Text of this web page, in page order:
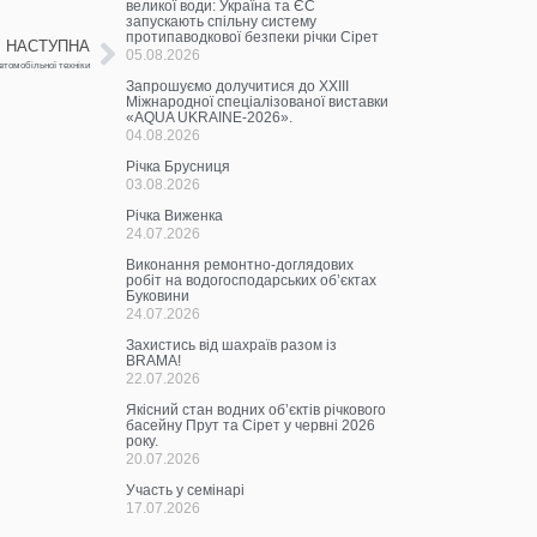
НАСТУПНА
техніки
великої води: Україна та ЄС
запускають спільну систему
протипаводкової безпеки річки Сірет
05.08.2026
Запрошуємо долучитися до ХХІІІ
Міжнародної спеціалізованої виставки
«AQUA UKRAINE-2026».
04.08.2026
Річка Брусниця
03.08.2026
Річка Виженка
24.07.2026
Виконання ремонтно-доглядових
робіт на водогосподарських об’єктах
Буковини
24.07.2026
Захистись від шахраїв разом із
BRAMA!
22.07.2026
Якісний стан водних об’єктів річкового
басейну Прут та Сірет у червні 2026
року.
20.07.2026
Участь у семінарі
17.07.2026